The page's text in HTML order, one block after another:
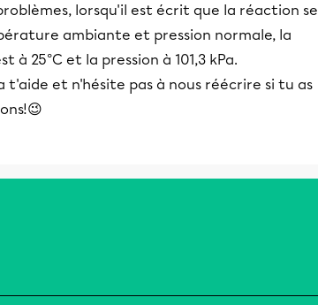
lorsqu'il est écrit que la réaction se
ambiante et pression normale, la
à 25°C et la pression à 101,3 kPa.
t'aide et n'hésite pas à nous réécrire si tu as